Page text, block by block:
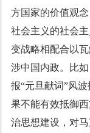
方国家的价值观
社会主义的社会
变战略相配合以
涉中国内政。比如
报“元旦献词”风
果不能有效抵御
治思想建设，对